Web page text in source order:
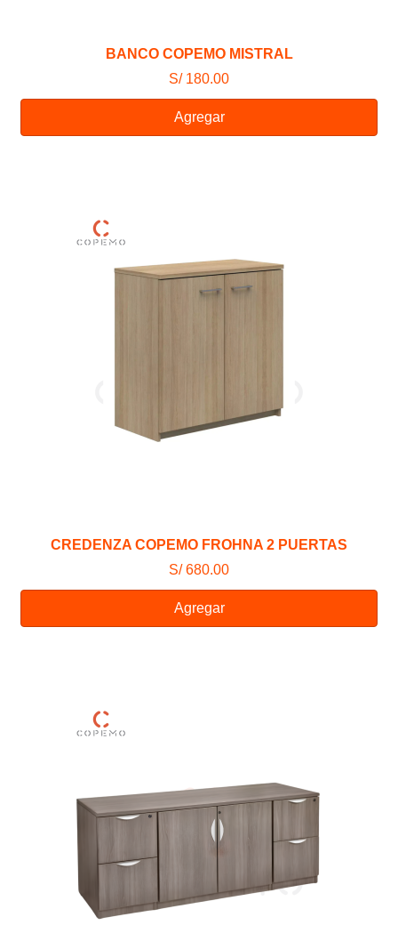
BANCO COPEMO MISTRAL
S/ 180.00
Agregar
CREDENZA COPEMO FROHNA 2 PUERTAS
S/ 680.00
Agregar